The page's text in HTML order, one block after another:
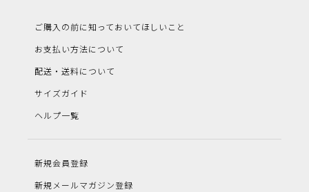
ご購入の前に知っておいてほしいこと
お支払い方法について
配送・送料について
サイズガイド
ヘルプ一覧
新規会員登録
新規メールマガジン登録